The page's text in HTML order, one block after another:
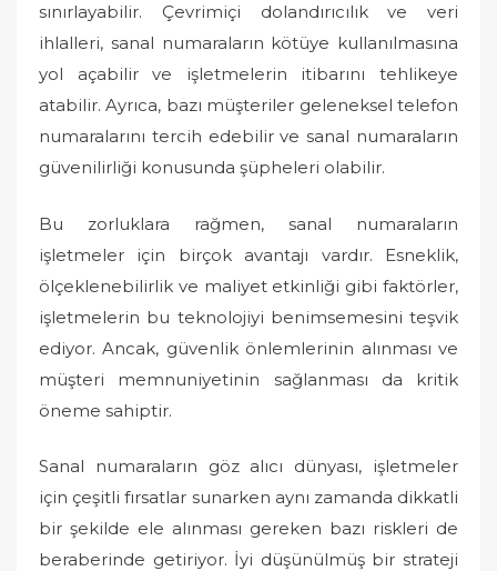
sınırlayabilir. Çevrimiçi dolandırıcılık ve veri
ihlalleri, sanal numaraların kötüye kullanılmasına
yol açabilir ve işletmelerin itibarını tehlikeye
atabilir. Ayrıca, bazı müşteriler geleneksel telefon
numaralarını tercih edebilir ve sanal numaraların
güvenilirliği konusunda şüpheleri olabilir.
Bu zorluklara rağmen, sanal numaraların
işletmeler için birçok avantajı vardır. Esneklik,
ölçeklenebilirlik ve maliyet etkinliği gibi faktörler,
işletmelerin bu teknolojiyi benimsemesini teşvik
ediyor. Ancak, güvenlik önlemlerinin alınması ve
müşteri memnuniyetinin sağlanması da kritik
öneme sahiptir.
Sanal numaraların göz alıcı dünyası, işletmeler
için çeşitli fırsatlar sunarken aynı zamanda dikkatli
bir şekilde ele alınması gereken bazı riskleri de
beraberinde getiriyor. İyi düşünülmüş bir strateji